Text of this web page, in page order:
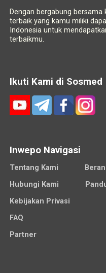
Dengan bergabung
terbaik yang kamu miliki
Indonesia untuk
terbaikmu.
Ikuti Kami di Sosmed
Inwepo Navigasi
Tentang Kami
Hubungi Kami
Kebijakan Privasi
FAQ
Partner